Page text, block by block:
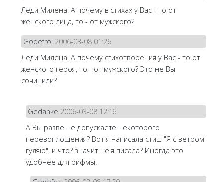
Леди Милена! А почему в стихах у Вас - то от
женского лица, то - от мужского?
Godefroi 2006-03-08 01:26
Леди Милена! А почему стихотворения у Вас - то от
женского героя, то - от мужского? Это не Вы
сочинили?
Gedanke 2006-03-08 12:16
А Вы разве не допускаете некоторого
перевоплощения? Вот я написала стиш "Я с ветром
гуляю", и что? значит не я писала? Иногда это
удобнее для рифмы.